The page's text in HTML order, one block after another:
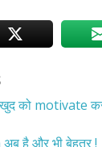
खुद को motivate
है और भी बेहतर !